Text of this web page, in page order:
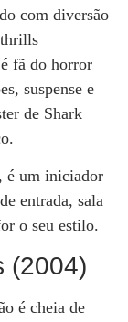
com diversão
fã do horror
suspense e
de Shark
é um iniciador
entrada, sala
o seu estilo.
(2004)
é cheia de